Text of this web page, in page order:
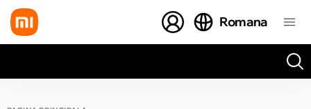
Romana